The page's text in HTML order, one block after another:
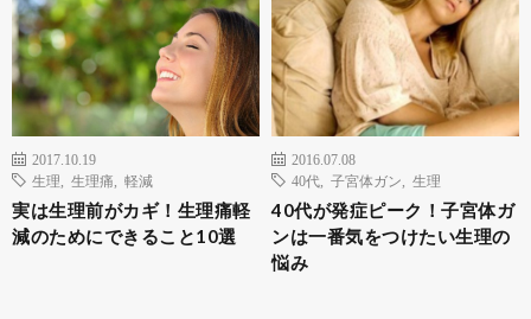
2017.10.19
生理
生理痛 軽減
実は生理前がカギ！生理痛軽
減のためにできること10選
2016.07.08
40代
子宮体ガン 生理
40代が発症ピーク！子宮体ガ
ンは一番気をつけたい生理の
悩み